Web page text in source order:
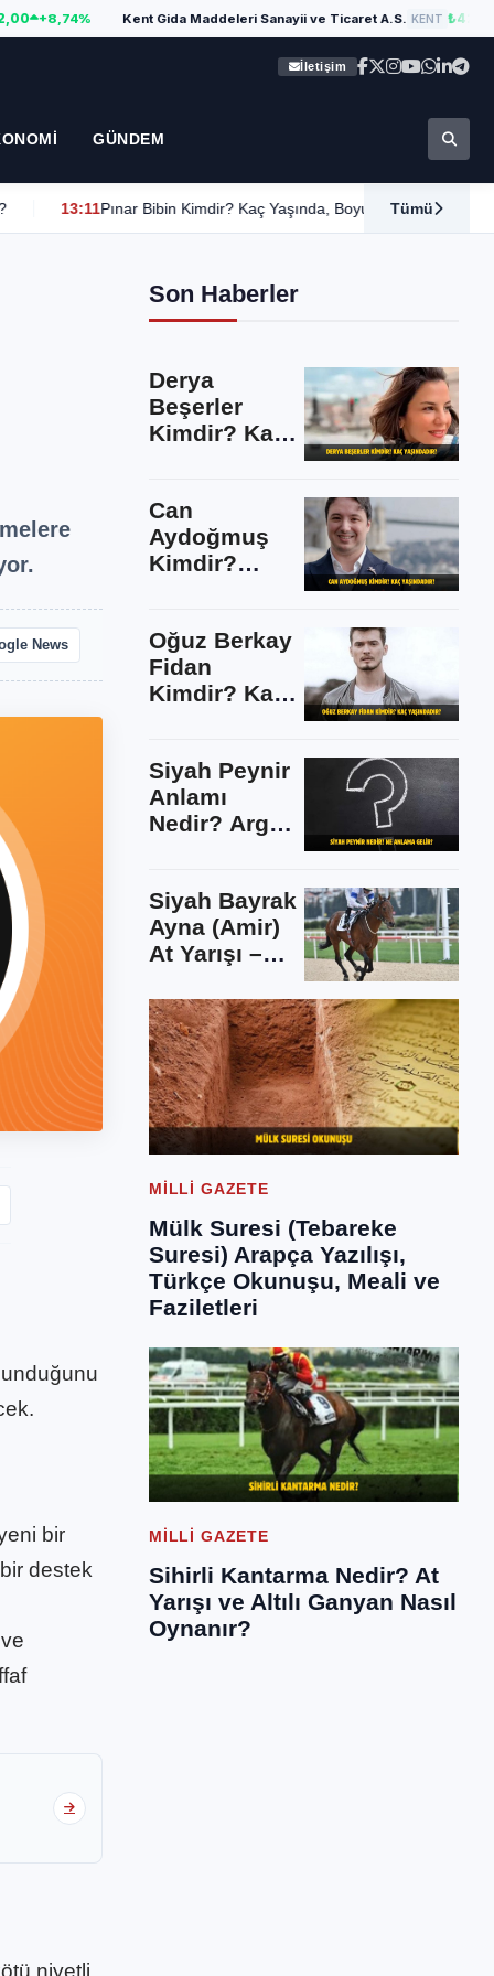
Kent Gida Maddeleri Sanayii ve Ticaret A.S. KENT ₺420,00
İletişim
GÜNDEM
Pınar Bibin Kimdir? Kaç Yaşında, Boyu, Kilosu, Sevgilisi Var mı, Evli
Tümü
News
bir
destek
niyetli
Son Haberler
Derya
Beşerler
Kimdir? Kaç
Kilosu, Evli
mi?
Can
Aydoğmuş
Kimdir?
Kaç Yaşında
ve Nereli?
Evli Mi?
Oğuz Berkay
Fidan
Kimdir? Kaç
Sevgilisi Var
Mı?
Siyah Peynir
Anlamı
Nedir? Argo
Nelerdir?
Siyah Bayrak
Ayna (Amir)
At Yarışı –
Tahminin
Adresi
MILLI GAZETE
Mülk Suresi (Tebareke
Suresi) Arapça Yazılışı,
Türkçe Okunuşu, Meali ve
Faziletleri
MILLI GAZETE
Sihirli Kantarma Nedir? At
Yarışı ve Altılı Ganyan Nasıl
Oynanır?